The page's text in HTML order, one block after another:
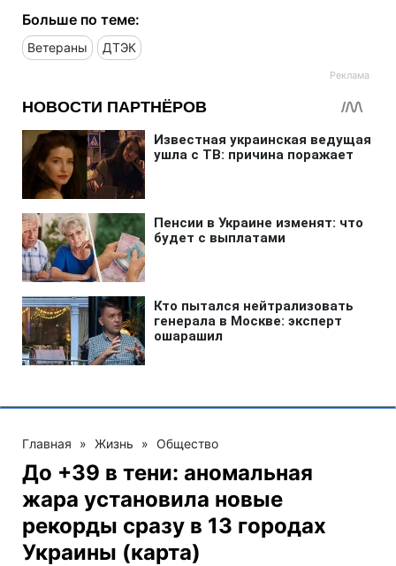
Больше по теме:
Ветераны ДТЭК
Главная » Жизнь » Общество
До +39 в тени: аномальная
жара установила новые
рекорды сразу в 13 городах
Украины (карта)